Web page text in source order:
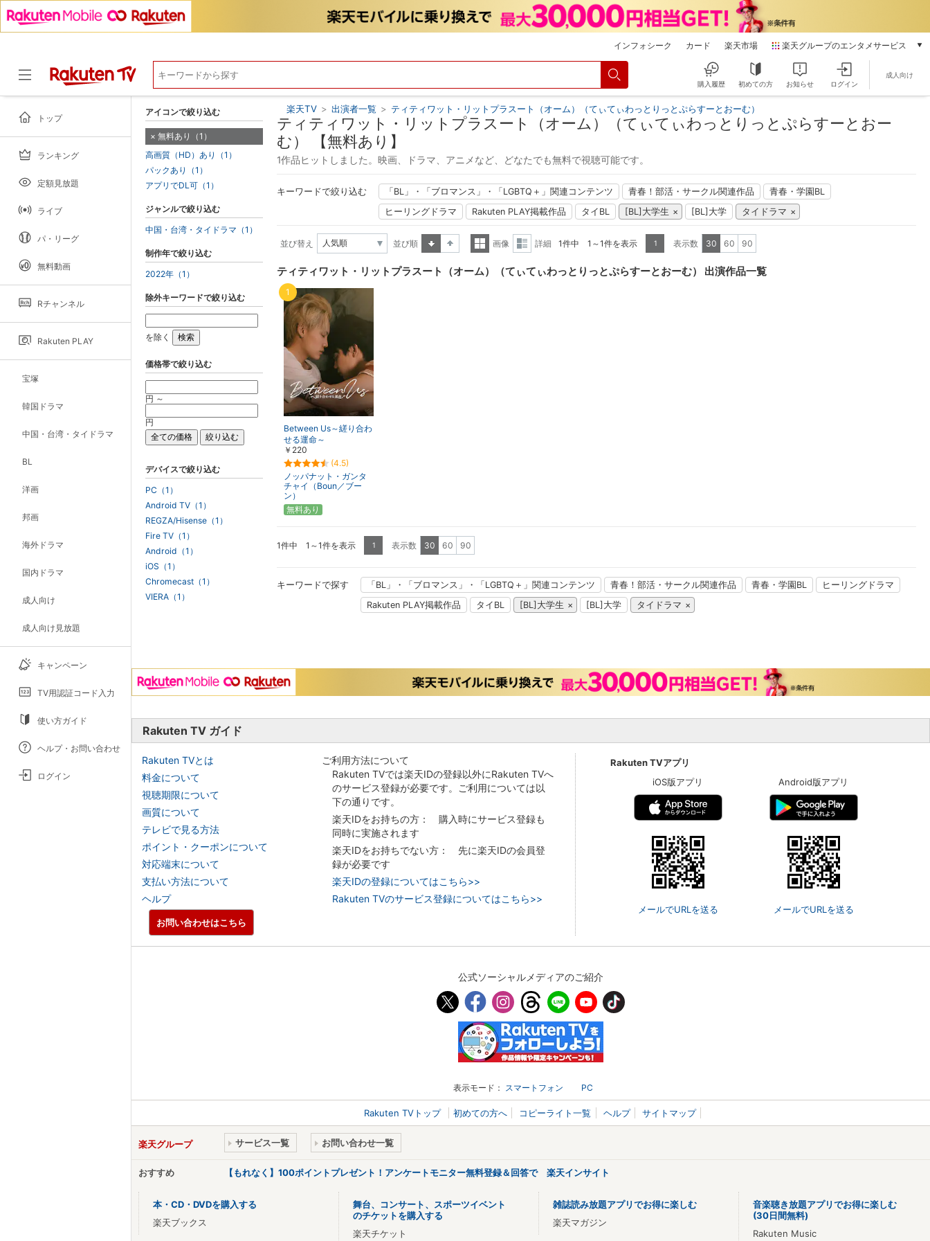
インフォシーク カード 楽天市場 楽天グループのエンタメサービス
本/ゲーム/CD/DVD
電子書籍
音楽配信
動画配信
購入履歴 初めての方 お知らせ ログイン
成人向け
トップ
ランキング
定額見放題
ライブ
パ・リーグ
無料動画
Rチャンネル
Rakuten PLAY
宝塚
韓国ドラマ
中国・台湾・タイドラマ
BL
洋画
邦画
海外ドラマ
国内ドラマ
成人向け
成人向け見放題
キャンペーン
TV用認証コード入力
使い方ガイド
ヘルプ・お問い合わせ
ログイン
楽天TV > 出演者一覧 > ティティワット・リットプラスート（オーム）（てぃてぃわっとりっとぷらすーとおーむ）
ティティワット・リットプラスート（オーム）（てぃてぃわっとりっとぷらすーとおー
む） 【無料あり】
1作品ヒットしました。映画、ドラマ、アニメなど、どなたでも無料で視聴可能です。
キーワードで絞り込む 「BL」・「ブロマンス」・「LGBTQ＋」関連コンテンツ 青春！部活・サークル関連作品
青春・学園BL
ヒーリングドラマ
Rakuten PLAY掲載作品 タイBL [BL]大学生 [BL]大学 タイドラマ
並び替え
並び順
表示
画像
表示
詳細 1件中 1～1件を表示 1 表示数 30 60 90
ティティワット・リットプラスート（オーム）（てぃてぃわっとりっとぷらすーとおーむ） 出演作品一覧
Between Us～縒り合わ
せる運命～
￥220
(4.5)
ノッパナット・ガンタ
チャイ（Boun／ブー
ン）
1
無料あり
1件中 1～1件を表示 1 表示数 30 60 90
キーワードで探す 「BL」・「ブロマンス」・「LGBTQ＋」関連コンテンツ 青春！部活・サークル関連作品 青春・学園BL
ヒーリングドラマ
Rakuten PLAY掲載作品
タイBL [BL]大学生 [BL]大学 タイドラマ
アイコンで絞り込む
無料あり（1）
高画質（HD）あり（1）
パックあり（1）
アプリでDL可（1）
ジャンルで絞り込む
中国・台湾・タイドラマ（1）
制作年で絞り込む
2022年（1）
除外キーワードで絞り込む
を除く
価格帯で絞り込む
円 ～
円
デバイスで絞り込む
PC（1）
Android TV（1）
REGZA/Hisense（1）
Fire TV（1）
Android（1）
iOS（1）
Chromecast（1）
VIERA（1）
Rakuten TV ガイド
Rakuten TVとは
料金について
視聴期限について
画質について
テレビで見る方法
ポイント・クーポンについて
対応端末について
支払い方法について
ヘルプ
ご利用方法について
Rakuten TVでは楽天IDの登録以外にRakuten TVへ
のサービス登録が必要です。ご利用については以
下の通りです。
楽天IDをお持ちの方： 購入時にサービス登録も
同時に実施されます
楽天IDをお持ちでない方： 先に楽天IDの会員登
録が必要です
楽天IDの登録についてはこちら>>
Rakuten TVのサービス登録についてはこちら>>
Rakuten TVアプリ
iOS版アプリ
メールでURLを送る
Android版アプリ
メールでURLを送る
お問い合わせはこちら
公式ソーシャルメディアのご紹介
表示モード： スマートフォン PC
Rakuten TVトップ 初めての方へ コピーライト一覧 ヘルプ サイトマップ
楽天グループ サービス一覧 お問い合わせ一覧
おすすめ 【もれなく】100ポイントプレゼント！アンケートモニター無料登録＆回答で 楽天インサイト
本・CD・DVDを購入する
楽天ブックス
舞台、コンサート、スポーツイベント
のチケットを購入する
楽天チケット
雑誌読み放題アプリでお得に楽しむ
楽天マガジン
音楽聴き放題アプリでお得に楽しむ
(30日間無料)
Rakuten Music